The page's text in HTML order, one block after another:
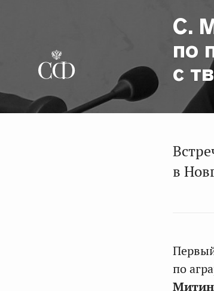
С.
по
с
в
по
Митин